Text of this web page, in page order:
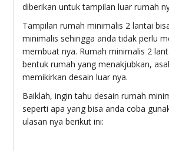
diberikan untuk tampilan luar rumah
Tampilan rumah minimalis 2 lantai
minimalis sehingga anda tidak perlu
membuat nya. Rumah minimalis 2
bentuk rumah yang menakjubkan,
memikirkan desain luar nya.
Baiklah, ingin tahu desain rumah
seperti apa yang bisa anda coba
ulasan nya berikut ini: